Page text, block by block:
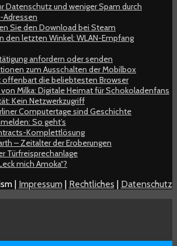
Datenschutz und weniger Spam durch
Adressen
Sie den Download bei Steam
den letzten Winkel: WLAN-Empfang
anfordern oder senden
zum Ausschalten der Mobilbox
offenbart die beliebtesten Browser
Milka: Digitale Heimat für Schokoladenfans
Kein Netzwerkzugriff
Computertage sind Geschichte
So geht’s
Komplettlösung
– Zeitalter der Eroberungen
Türfreisprechanlage
mich Amoka“?
| Impressum| Rechtliches | Datenschutz